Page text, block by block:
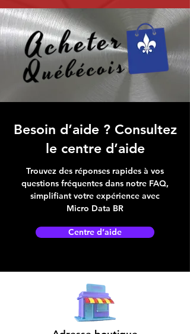
Besoin d’aide ? Consultez
le centre d’aide
Trouvez des réponses rapides à vos
questions fréquentes dans notre FAQ,
simplifiant votre expérience avec
Micro Data BR
Centre d’aide